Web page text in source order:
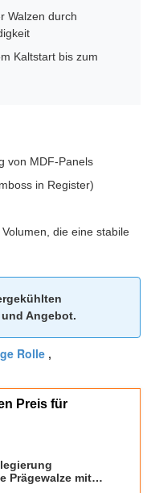
Walzen durch
Kaltstart bis zum
von MDF-Panels
in Register)
die eine stabile
Angebot.
Rolle ,
Preis für
Prägewalze mit